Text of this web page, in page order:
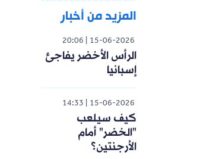
المزيد من أخبار
15-06-2026
20:06
الرأس الأخضر يفاجئ
إسبانيا
15-06-2026
14:33
كيف سيلعب
"الخضر" أمام
الأرجنتين؟